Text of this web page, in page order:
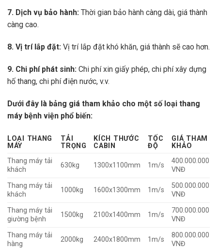
7. Dịch vụ bảo hành: Thời gian bảo hành càng dài, giá thành
càng cao.
8. Vị trí lắp đặt: Vị trí lắp đặt khó khăn, giá thành sẽ cao hơn.
9. Chi phí phát sinh: Chi phí xin giấy phép, chi phí xây dựng
hố thang, chi phí điện nước, v.v.
Dưới đây là bảng giá tham khảo cho một số loại thang
máy bệnh viện phổ biến:
LOẠI THANG
MÁY
TẢI
TRỌNG
KÍCH THƯỚC
CABIN
TỐC
ĐỘ
GIÁ THAM
KHẢO
Thang máy tải
khách
630kg 1300x1100mm 1m/s
400.000.000
VNĐ
Thang máy tải
khách
1000kg 1600x1300mm 1m/s
500.000.000
VNĐ
Thang máy tải
giường bệnh
1500kg 2100x1400mm 1m/s
700.000.000
VNĐ
Thang máy tải
hàng
2000kg 2400x1800mm 1m/s
800.000.000
VNĐ